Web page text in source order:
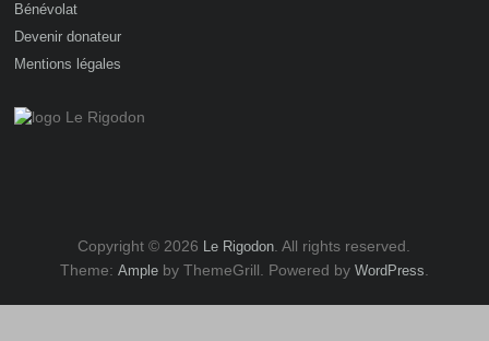
Bénévolat
Devenir donateur
Mentions légales
Copyright © 2026 Le Rigodon . All rights reserved.
Theme: Ampleby ThemeGrill. Powered by WordPress